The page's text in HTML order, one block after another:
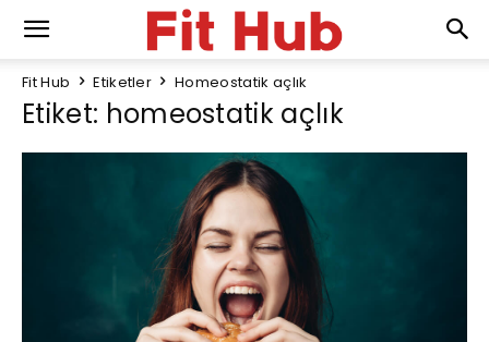
Fit Hub Etiketler Homeostatik açlık
Etiket: homeostatik açlık